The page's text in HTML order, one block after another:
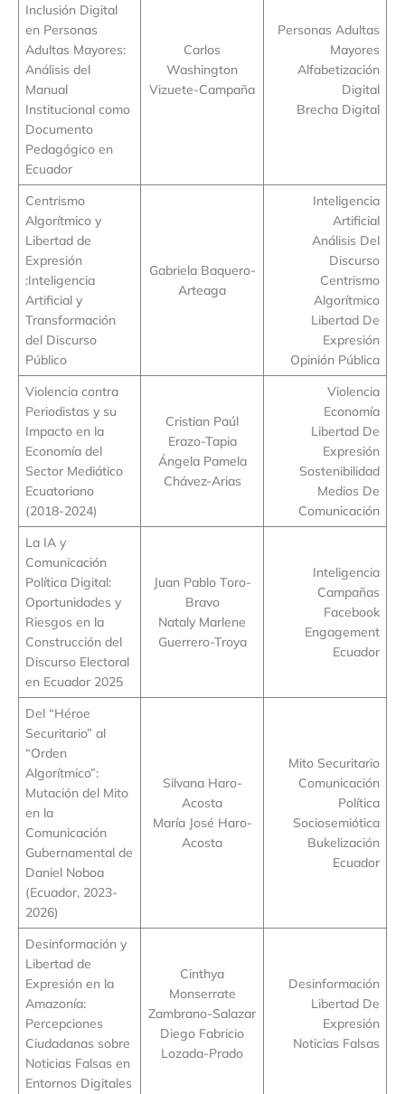
Inclusión Digital
en Personas
Adultas Mayores:
Análisis del
Manual
Institucional como
Documento
Pedagógico en
Ecuador
Carlos
Washington
Vizuete-Campaña
Personas Adultas
Mayores
Alfabetización
Digital
Brecha Digital
Centrismo
Algorítmico y
Libertad de
Expresión
:Inteligencia
Artificial y
Transformación
del Discurso
Público
Gabriela Baquero-
Arteaga
Inteligencia
Artificial
Análisis Del
Discurso
Centrismo
Algorítmico
Libertad De
Expresión
Opinión Pública
Violencia contra
Periodistas y su
Impacto en la
Economía del
Sector Mediático
Ecuatoriano
(2018-2024)
Cristian Paúl
Erazo-Tapia
Ángela Pamela
Chávez-Arias
Violencia
Economía
Libertad De
Expresión
Sostenibilidad
Medios De
Comunicación
La IA y
Comunicación
Política Digital:
Oportunidades y
Riesgos en la
Construcción del
Discurso Electoral
en Ecuador 2025
Juan Pablo Toro-
Bravo
Nataly Marlene
Guerrero-Troya
Inteligencia
Campañas
Facebook
Engagement
Ecuador
Del “Héroe
Securitario” al
“Orden
Algorítmico”:
Mutación del Mito
en la
Comunicación
Gubernamental de
Daniel Noboa
(Ecuador, 2023-
2026)
Silvana Haro-
Acosta
María José Haro-
Acosta
Mito Securitario
Comunicación
Política
Sociosemiótica
Bukelización
Ecuador
Desinformación y
Libertad de
Expresión en la
Amazonía:
Percepciones
Ciudadanas sobre
Noticias Falsas en
Entornos Digitales
Cinthya
Monserrate
Zambrano-Salazar
Diego Fabricio
Lozada-Prado
Desinformación
Libertad De
Expresión
Noticias Falsas